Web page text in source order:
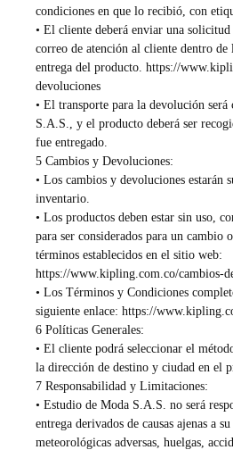
condiciones en que lo recibió, con
• El cliente deberá enviar una
correo de atención al cliente dentro de
entrega del producto. https://
devoluciones
• El transporte para la devolución
S.A.S., y el producto deberá ser
fue entregado.
5 Cambios y Devoluciones:
• Los cambios y devoluciones estarán
inventario.
• Los productos deben estar sin uso,
para ser considerados para un cambio
términos establecidos en el sitio web:
https://www.kipling.com.co/cambios-
• Los Términos y Condiciones
siguiente enlace: https://
6 Políticas Generales:
• El cliente podrá seleccionar el
la dirección de destino y ciudad en el
7 Responsabilidad y Limitaciones:
• Estudio de Moda S.A.S. no será
entrega derivados de causas ajenas a
meteorológicas adversas, huelgas,